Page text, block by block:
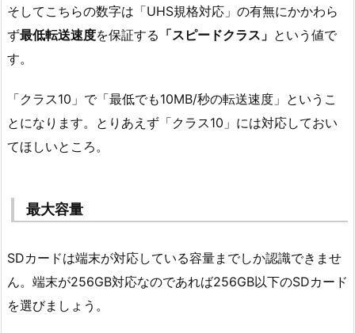
そしてこちらの数字は「UHS規格対応」の有無にかかわら
ず最低転送速度を保証する 「スピードクラス」 という値で
す。
「クラス10」で「最低でも10MB/秒の転送速度」というこ
とになります。とりあえず「クラス10」には対応しておい
てほしいところ。
最大容量
SDカードは端末が対応している容量までしか認識できませ
ん。端末が256GB対応なのであれば256GB以下のSDカード
を選びましょう。